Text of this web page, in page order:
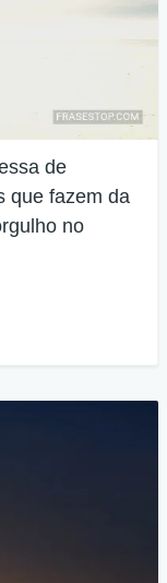
de
que fazem da
no